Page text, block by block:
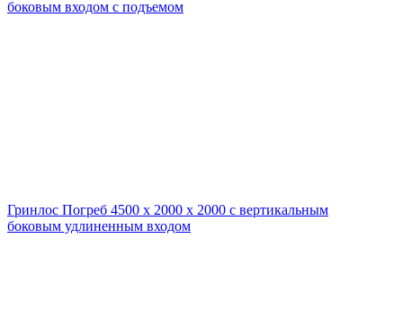
боковым входом с подъемом
Гринлос Погреб 4500 х 2000 х 2000 с вертикальным
боковым удлиненным входом